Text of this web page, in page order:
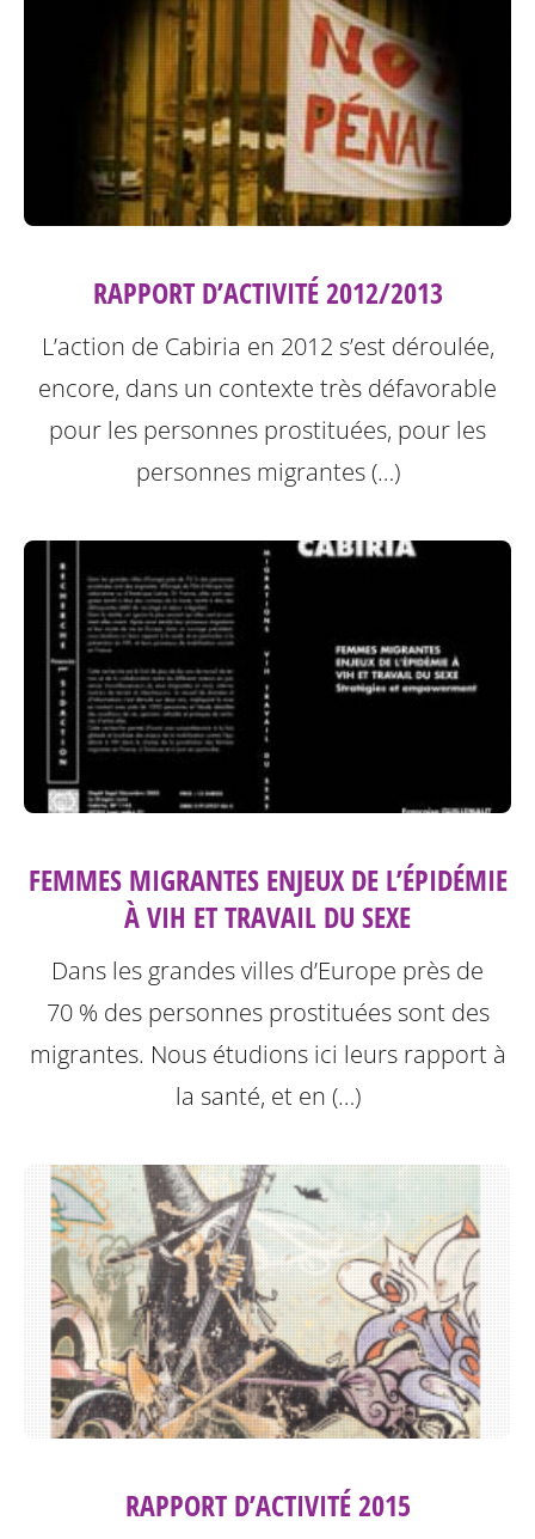
RAPPORT D’ACTIVITÉ 2012/2013
L’action de Cabiria en 2012 s’est déroulée,
encore, dans un contexte très défavorable
pour les personnes prostituées, pour les
personnes migrantes (…)
FEMMES MIGRANTES ENJEUX DE L’ÉPIDÉMIE
À VIH ET TRAVAIL DU SEXE
Dans les grandes villes d’Europe près de
70 % des personnes prostituées sont des
migrantes. Nous étudions ici leurs rapport à
la santé, et en (…)
RAPPORT D’ACTIVITÉ 2015